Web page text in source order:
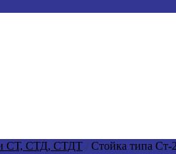
СТ, СТД, СТДТ /Стойка типа Ст-